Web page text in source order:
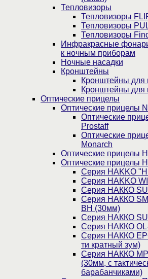
Тепловизоры
Тепловизоры
Тепловизоры
Тепловизоры
Инфракрасные
к ночным приборам
Ночные насадки
Кронштейны
Кронштейны для
Кронштейны для
Оптические прицелы
Оптические прицелы
Оптические
Prostaff
Оптические
Monarch
Оптические прицелы
Оптические прицелы
Cерия HAKKO
Серия НAKKO
Серия НАККО
Серия НАККО
BH (30мм)
Серия НАККО
Серия НАККО
Серия НАККО
ти кратный зум)
Серия НАККО
(30мм, c
барабанчиками)